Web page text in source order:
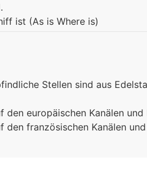
ist (As is Where is)
Stellen sind aus
den europäischen Kanälen und
den französischen Kanälen und